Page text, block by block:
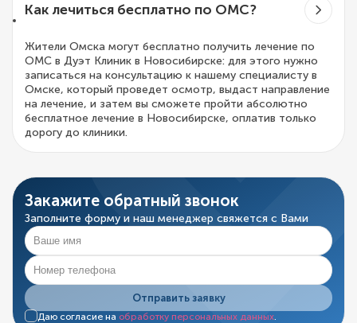
Как лечиться бесплатно по ОМС?
Жители Омска могут бесплатно получить лечение по
ОМС в Дуэт Клиник в Новосибирске: для этого нужно
записаться на консультацию к нашему специалисту в
Омске, который проведет осмотр, выдаст направление
на лечение, и затем вы сможете пройти абсолютно
бесплатное лечение в Новосибирске, оплатив только
дорогу до клиники.
Закажите обратный звонок
Заполните форму и наш менеджер свяжется с Вами
Отправить заявку
Даю согласие на обработку персональных данных